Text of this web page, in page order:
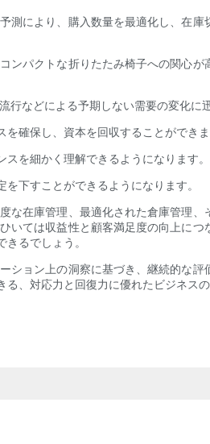
により、購入数量を最適化し、在庫
パクトな折りたたみ椅子への関心が
などによる予期しない需要の変化に
確保し、資本を回収することができま
を細かく理解できるようになります。
下すことができるようになります。
在庫管理、最適化された倉庫管理、
ては収益性と顧客満足度の向上につ
るでしょう。
ョン上の洞察に基づき、継続的な評
、対応力と回復力に優れたビジネスの